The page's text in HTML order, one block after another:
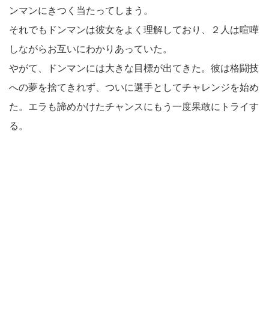
ンマンにきつく当たってしまう。
それでもドンマンは彼女をよく理解しており、２人は喧嘩
しながらお互いにわかりあっていた。
やがて、ドンマンには大きな目標が出てきた。彼は格闘技
への夢を捨てきれず、ついに選手としてチャレンジを始め
た。エラも諦めかけたチャンスにもう一度果敢にトライす
る。